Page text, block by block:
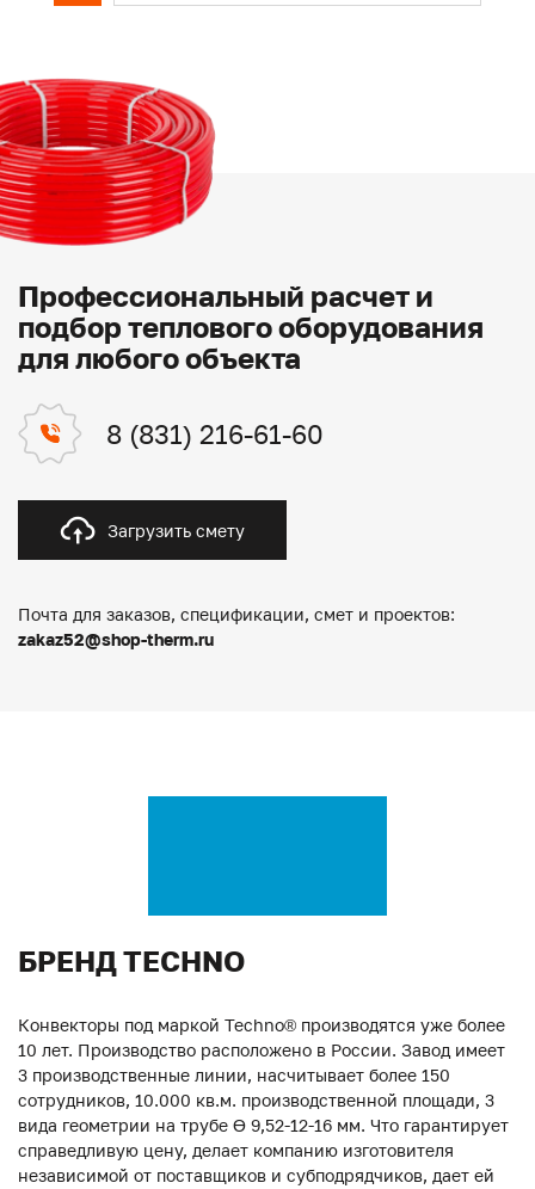
Профессиональный расчет и
подбор теплового оборудования
для любого объекта
8 (831) 216-61-60
Загрузить смету
Почта для заказов, спецификации, смет и проектов:
zakaz52@shop-therm.ru
БРЕНД TECHNO
Конвекторы под маркой Techno® производятся уже более
10 лет. Производство расположено в России. Завод имеет
3 производственные линии, насчитывает более 150
сотрудников, 10.000 кв.м. производственной площади, 3
вида геометрии на трубе ϴ 9,52-12-16 мм. Что гарантирует
справедливую цену, делает компанию изготовителя
независимой от поставщиков и субподрядчиков, дает ей